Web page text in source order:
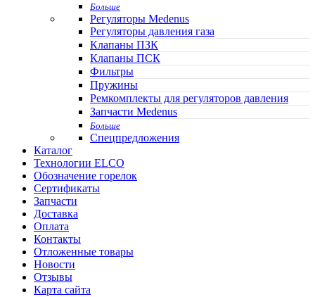
Больше
Регуляторы Medenus
Регуляторы давления газа
Клапаны ПЗК
Клапаны ПСК
Фильтры
Пружины
Ремкомплекты для регуляторов давления
Запчасти Medenus
Больше
Спецпредложения
Каталог
Технологии ELCO
Обозначение горелок
Сертификаты
Запчасти
Доставка
Оплата
Контакты
Отложенные товары
Новости
Отзывы
Карта сайта